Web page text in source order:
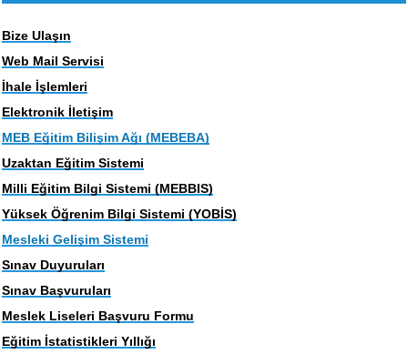
Bize Ulaşın
Web Mail Servisi
İhale İşlemleri
Elektronik İletişim
MEB Eğitim Bilişim Ağı (MEBEBA)
Uzaktan Eğitim Sistemi
Milli Eğitim Bilgi Sistemi (MEBBIS)
Yüksek Öğrenim Bilgi Sistemi (YOBİS)
Mesleki Gelişim Sistemi
Sınav Duyuruları
Sınav Başvuruları
Meslek Liseleri Başvuru Formu
Eğitim İstatistikleri Yıllığı